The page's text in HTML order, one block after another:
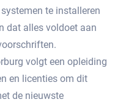
te installeren
dat alles voldoet aan
volgt een opleiding
en licenties om dit
de nieuwste